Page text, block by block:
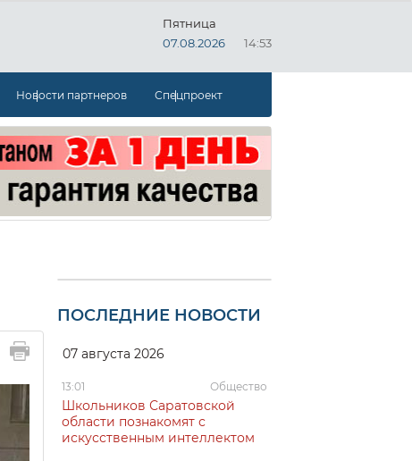
Пятница
07.08.2026
14:53
Новости партнеров Спецпроект
ПОСЛЕДНИЕ НОВОСТИ
07 августа 2026
13:01 Общество
Школьников Саратовской
области познакомят с
искусственным интеллектом